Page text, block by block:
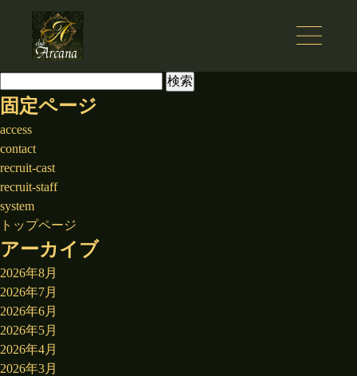
索:
固定ページ
access
contact
recruit-cast
recruit-staff
system
トップページ
アーカイブ
2026年8月
2026年7月
2026年6月
2026年5月
2026年4月
2026年3月